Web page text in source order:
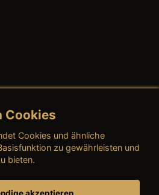
Cookies
Cookies und ähnliche
zu gewährleisten und
bieten.